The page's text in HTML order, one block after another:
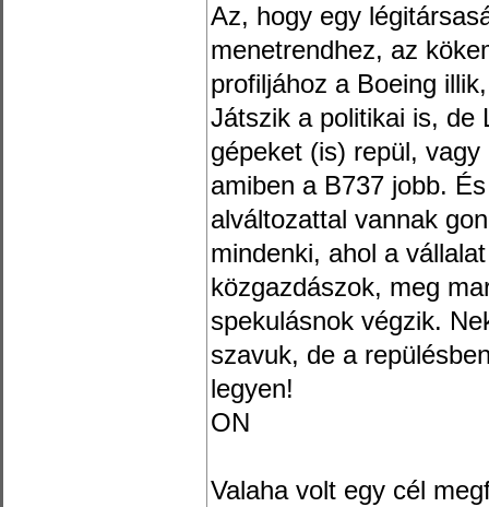
Az, hogy egy
menetrendhez, az
profiljához a Boeing
Játszik a politikai is, de
gépeket (is) repül,
amiben a B737 jobb.
alváltozattal vannak
mindenki, ahol a
közgazdászok, meg
spekulásnok végzik.
szavuk, de a
legyen!
ON
Valaha volt egy cél